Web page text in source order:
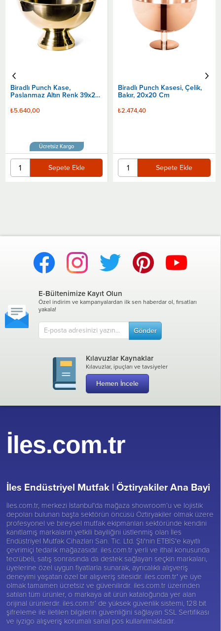
Biradlı Punch Kasesi, Çelik,
Bakır, 20x20 Cm
₺2.474,40
Sepete Ekle
Biradlı Punch Kasesi, Çelik,
Altın, 24x22 Cm
Sepete Ekle
E-Bültenimize Kayıt Olun
Özel indirim ve kampanyalardan ilk sen haberdar ol, fırsatları
yakala!
Gönder
Kılavuzlar Kaynaklar
Kılavuzlar, ipuçları ve tavsiyeler
Hemen İncele
İles.com.tr
İles Endüstriyel Mutfak |Öztiryakiler Ana Bayi
İles.com.tr, merkezi İstanbul'da mağaza showroom’u ve lojistik
depoları bulunan başta sektörün öncüsü Öztiryakiler olmak üzere
profesyonel ve bireysel mutfak ekipmanları sektöründe kendini
kanıtlamış markaların yetkili bayiliğini üstlenmiş olan İles
Endüstriyel Mutfak Cihazları San. Tic. Ltd. Şti'nin ETBİS'e kayıtlı
çevrimiçi tedarik mağazasıdır. iles.com.tr yerli ve ithal konusunda
tecrübeli, satış sonrasında da destek sağlayan seçkin markaları,
üyelerine özel uygun fiyatlarla sunarak, ayrıcalıklı alışveriş
deneyimi yaşatan özel bir alışveriş sitesidir. iles.com.tr' ye üye
olmak tamamen ücretsiz ve güvenilirdir. iles.com.tr üzerinden
satılan tüm ürünler, o markaya ait ürün kataloğunda yer alan
orijinal ürünlerdir. iles.com.tr’ de yüksek güvenlik sistemi, 128 bit
şifreleme ile iletilen bilgilerin güvenliğini sağlayan SSL Sertifikası
ve iyzigo alışveriş korumalı sanal pos kullanılmaktadır.